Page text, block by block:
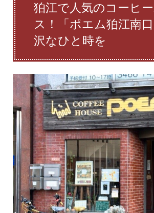
狛江で人気のコーヒ
ス！「ポエム狛江南
沢なひと時を